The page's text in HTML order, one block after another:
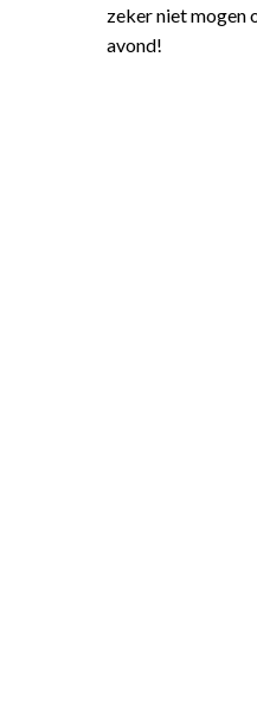
zeker niet mogen
avond!